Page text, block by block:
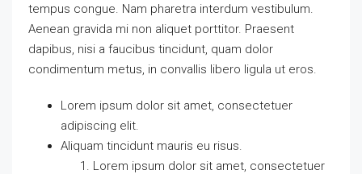
tempus congue. Nam pharetra interdum vestibulum.
Aenean gravida mi non aliquet porttitor. Praesent
dapibus, nisi a faucibus tincidunt, quam dolor
condimentum metus, in convallis libero ligula ut eros.
Lorem ipsum dolor sit amet, consectetuer
adipiscing elit.
Aliquam tincidunt mauris eu risus.
Lorem ipsum dolor sit amet, consectetuer